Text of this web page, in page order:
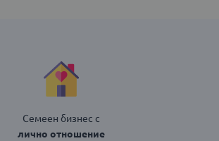
Семеен бизнес с
лично отношение